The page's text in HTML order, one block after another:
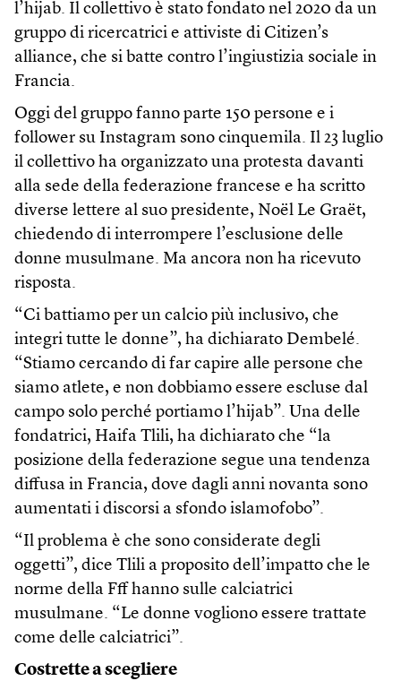
l’hijab. Il collettivo è stato fondato nel 2020 da un
gruppo di ricercatrici e attiviste di Citizen’s
alliance, che si batte contro l’ingiustizia sociale in
Francia.
Oggi del gruppo fanno parte 150 persone e i
follower su Instagram sono cinquemila. Il 23 luglio
il collettivo ha organizzato una protesta davanti
alla sede della federazione francese e ha scritto
diverse lettere al suo presidente, Noël Le Graët,
chiedendo di interrompere l’esclusione delle
donne musulmane. Ma ancora non ha ricevuto
risposta.
“Ci battiamo per un calcio più inclusivo, che
integri tutte le donne”, ha dichiarato Dembelé.
“Stiamo cercando di far capire alle persone che
siamo atlete, e non dobbiamo essere escluse dal
campo solo perché portiamo l’hijab”. Una delle
fondatrici, Haifa Tlili, ha dichiarato che “la
posizione della federazione segue una tendenza
diffusa in Francia, dove dagli anni novanta sono
aumentati i discorsi a sfondo islamofobo”.
“Il problema è che sono considerate degli
oggetti”, dice Tlili a proposito dell’impatto che le
norme della Fff hanno sulle calciatrici
musulmane. “Le donne vogliono essere trattate
come delle calciatrici”.
Costrette a scegliere